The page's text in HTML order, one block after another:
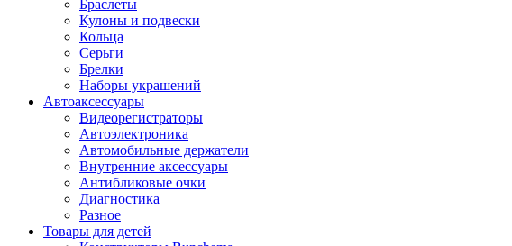
Браслеты
Кулоны и подвески
Кольца
Серьги
Брелки
Наборы украшений
Автоаксессуары
Видеорегистраторы
Автоэлектроника
Автомобильные держатели
Внутренние аксессуары
Антибликовые очки
Диагностика
Разное
Товары для детей